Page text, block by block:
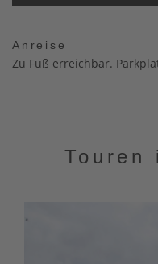
Anreise
Zu Fuß erreichbar.
Touren